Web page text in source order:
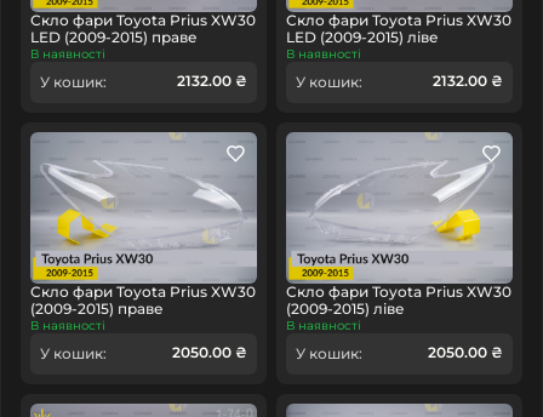
Скло фари Toyota Prius XW30
LED (2009-2015) праве
В наявності
У кошик: 2132.00 ₴
Скло фари Toyota Prius XW30
LED (2009-2015) ліве
В наявності
У кошик: 2132.00 ₴
Скло фари Toyota Prius XW30
(2009-2015) праве
В наявності
У кошик: 2050.00 ₴
Скло фари Toyota Prius XW30
(2009-2015) ліве
В наявності
У кошик: 2050.00 ₴